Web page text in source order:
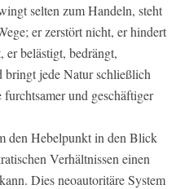
selten zum Handeln, steht
er zerstört nicht, er hindert
er belästigt, bedrängt,
bringt jede Natur schließlich
und geschäftiger
den Hebelpunkt in den Blick
Verhältnissen einen
Dies neoautoritäre System